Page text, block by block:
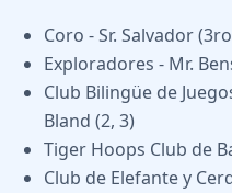
Coro - Sr. Salvador
Exploradores - Mr.
Club Bilingüe de
Bland (2, 3)
Tiger Hoops Club de
Club de Elefante y